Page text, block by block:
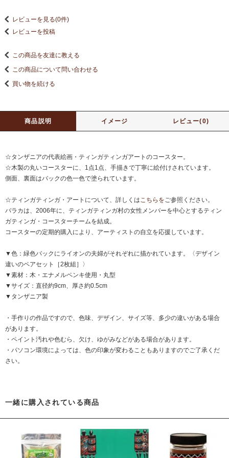
レビューを見る(0件)
レビューを投稿
この商品を友達に教える
この商品について問い合わせる
買い物を続ける
商品説明 イメージ レビュー(0)
☆タンザニアの代表絵画・ティンガティンガアートのコースター。
☆木製の丸いコースターに、1点1点、手描きで丁寧に絵付けされています。
側面、裏面はバックの色一色で塗られています。
☆ティンガティンガ・アートについて、詳しくはこちらをご参照ください。
バラカは、2006年に、ティンガティンガ村の女性メンバーを中心とするティン
ガティンガ・コースターチームを結成。
コースターの定期的購入により、アーティストの自立を応援しています。
▼色：緑色バックにライオンの夫婦がそれぞれに描かれています。〈デザイン
違いのペアセット［2枚組］〉
▼素材：木・エナメルペンキ使用・丸型
▼サイズ：直径約9cm、厚さ約0.5cm
▼タンザニア製
・手作りの作品ですので、色味、デザイン、サイズ等、多少の違いがある場合
があります。
・ペイント汚れや色むら、欠け、ゆがみなどがある場合があります。
・パソコン環境によっては、色の印象が変わることもありますのでご了承くだ
さい。
一緒に購入されている商品